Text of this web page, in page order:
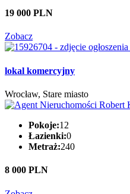
19 000 PLN
Zobacz
lokal komercyjny
Wrocław, Stare miasto
Pokoje:12
Łazienki:0
Metraż:240
8 000 PLN